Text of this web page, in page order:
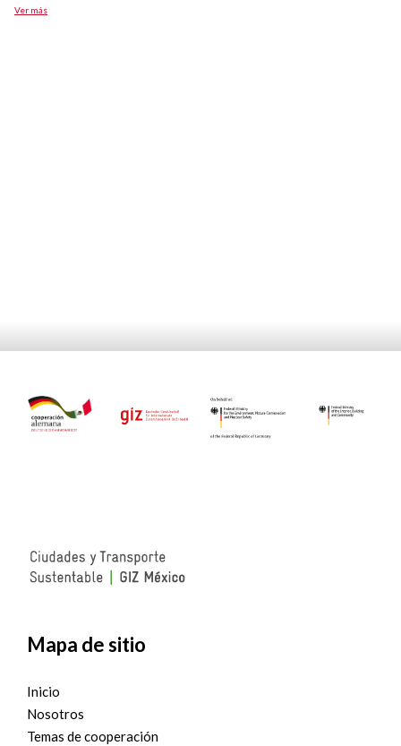
Mapa de sitio
Inicio
Nosotros
Temas de cooperación